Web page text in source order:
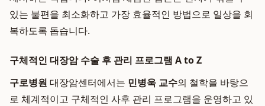
있는 불편을 최소화하고 가장 효율적인 방법으로 일상을 회
복하도록 돕습니다.
구체적인 대장암 수술 후 관리 프로그램 A to Z
구로병원 대장암센터에서는 민병욱 교수의 철학을 바탕으
로 체계적이고 구체적인 사후 관리 프로그램을 운영하고 있